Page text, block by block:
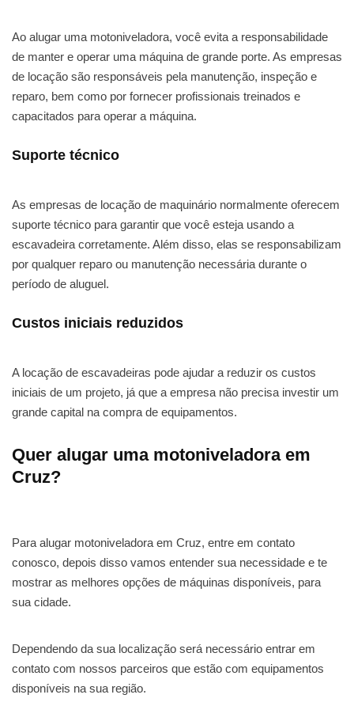
Ao alugar uma motoniveladora, você evita a responsabilidade
de manter e operar uma máquina de grande porte. As empresas
de locação são responsáveis pela manutenção, inspeção e
reparo, bem como por fornecer profissionais treinados e
capacitados para operar a máquina.
Suporte técnico
As empresas de locação de maquinário normalmente oferecem
suporte técnico para garantir que você esteja usando a
escavadeira corretamente. Além disso, elas se responsabilizam
por qualquer reparo ou manutenção necessária durante o
período de aluguel.
Custos iniciais reduzidos
A locação de escavadeiras pode ajudar a reduzir os custos
iniciais de um projeto, já que a empresa não precisa investir um
grande capital na compra de equipamentos.
Quer alugar uma motoniveladora em
Cruz?
Para alugar motoniveladora em Cruz, entre em contato
conosco, depois disso vamos entender sua necessidade e te
mostrar as melhores opções de máquinas disponíveis, para
sua cidade.
Dependendo da sua localização será necessário entrar em
contato com nossos parceiros que estão com equipamentos
disponíveis na sua região.